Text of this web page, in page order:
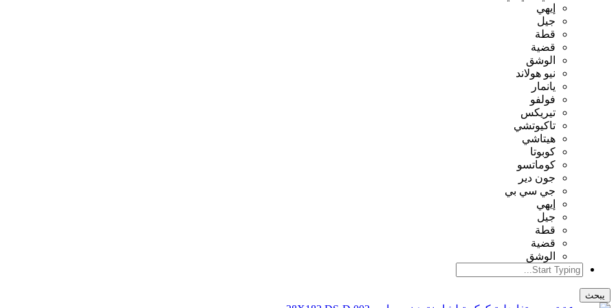
إيهي
جيل
قطة
قضية
الوشق
نيو هولاند
يانمار
فولفو
تيريكس
تاكيوتشي
هيتاشي
كوبوتا
كوماتسو
جون دير
جي سي بي
إيهي
جيل
قطة
قضية
الوشق
يبحث